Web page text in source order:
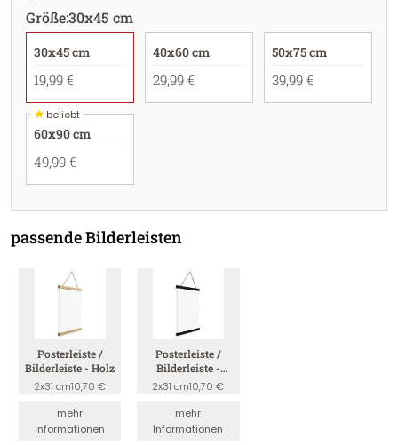
Größe:30x45 cm
30x45 cm
19,99 €
40x60 cm
29,99 €
50x75 cm
39,99 €
★beliebt
60x90 cm
49,99 €
passende Bilderleisten
Posterleiste /
Bilderleiste - Holz
2x31 cm10,70 €
mehr
Informationen
Posterleiste /
Bilderleiste -
Schwarz
2x31 cm10,70 €
mehr
Informationen